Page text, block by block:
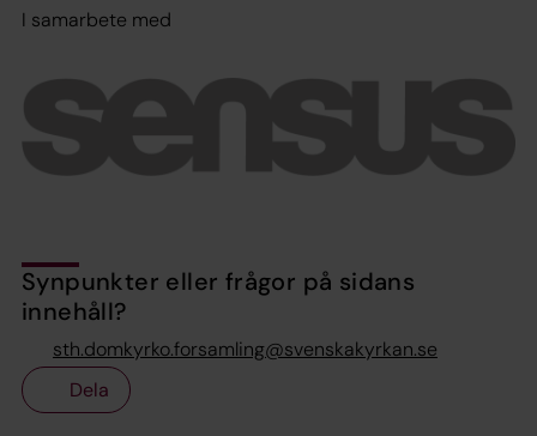
I samarbete med
Synpunkter eller frågor på sidans
innehåll?
sth.domkyrko.forsamling@svenskakyrkan.se
Dela